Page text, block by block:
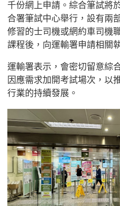
千份網上申請。綜合筆試將
合署筆試中心舉行，設有兩
修習的士司機或網約車司機
課程後，向運輸署申請相關
運輸署表示，會密切留意綜
因應需求加開考試場次，以
行業的持續發展。